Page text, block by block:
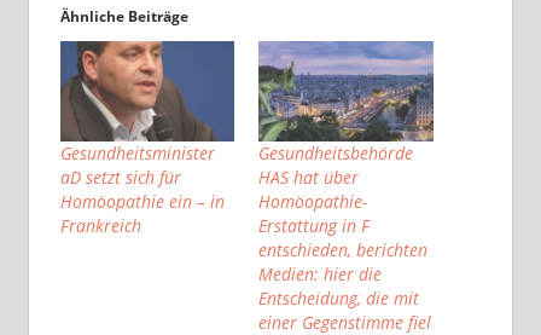
Ähnliche Beiträge
Gesundheitsminister
aD setzt sich für
Homöopathie ein – in
Frankreich
Gesundheitsbehörde
HAS hat über
Homöopathie-
Erstattung in F
entschieden, berichten
Medien: hier die
Entscheidung, die mit
einer Gegenstimme fiel